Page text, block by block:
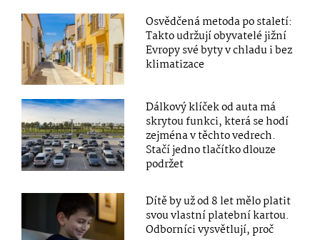
Osvědčená metoda po staletí:
Takto udržují obyvatelé jižní
Evropy své byty v chladu i bez
klimatizace
Dálkový klíček od auta má
skrytou funkci, která se hodí
zejména v těchto vedrech.
Stačí jedno tlačítko dlouze
podržet
Dítě by už od 8 let mělo platit
svou vlastní platební kartou.
Odborníci vysvětlují, proč